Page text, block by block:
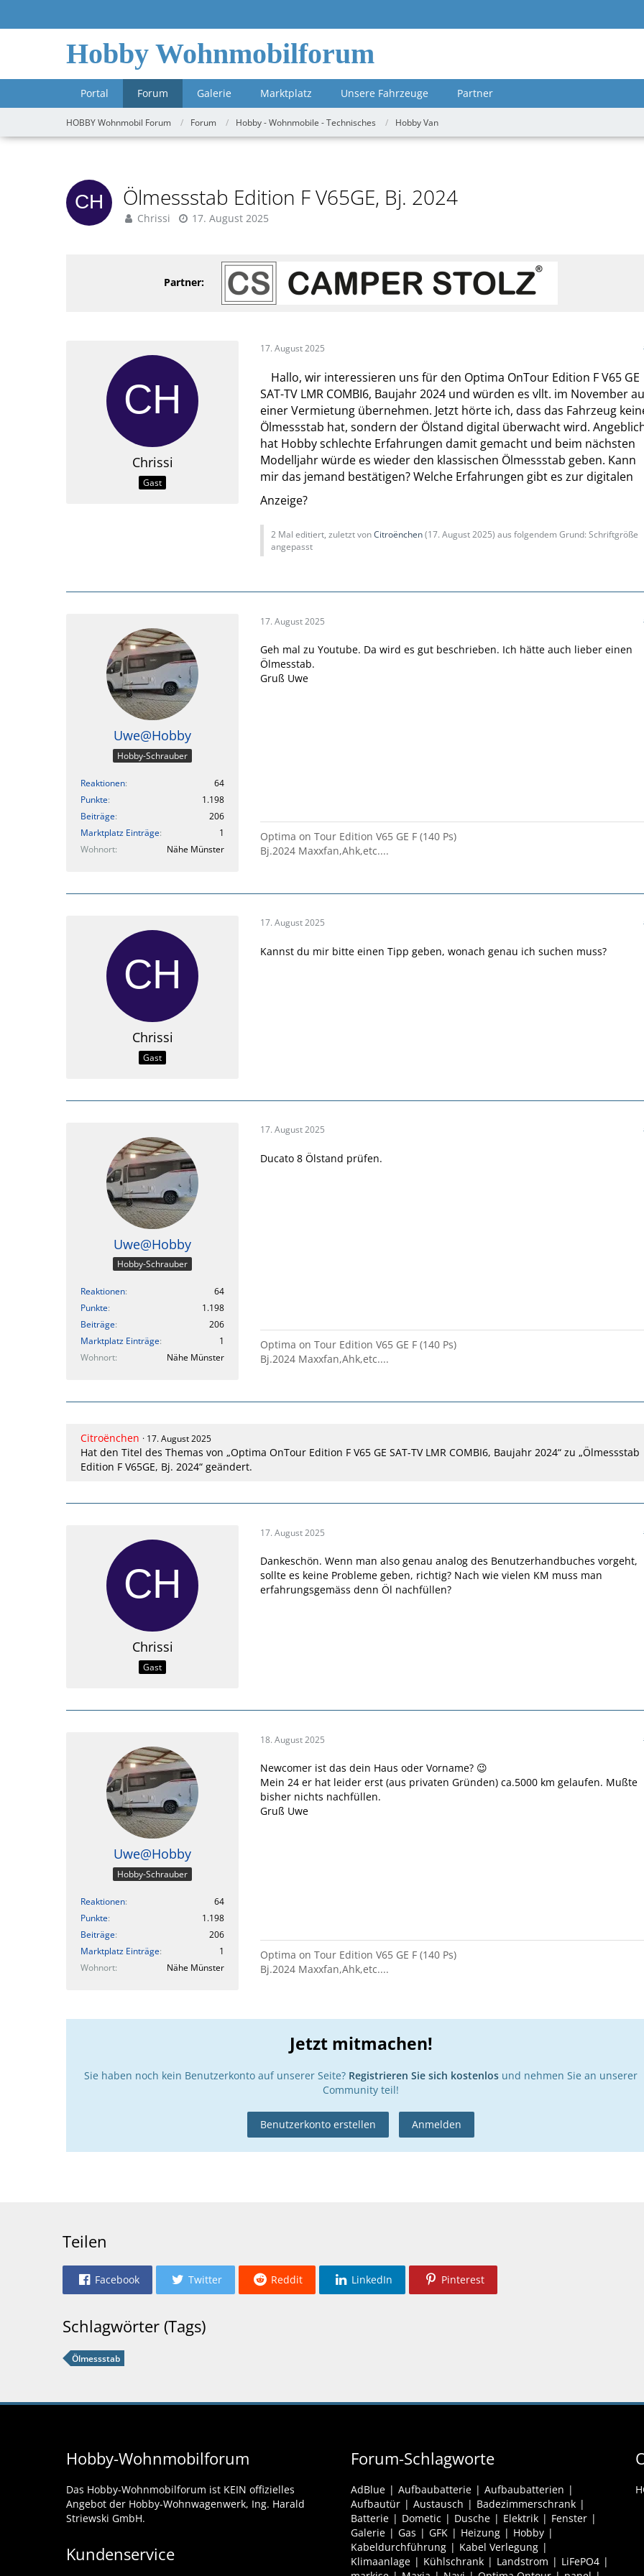
Hobby Wohnmobilforum
Portal Forum Galerie Marktplatz Unsere Fahrzeuge Partner
HOBBY Wohnmobil Forum Forum Hobby - Wohnmobile - Technisches Hobby Van
Ölmessstab Edition F V65GE, Bj. 2024
Chrissi 17. August 2025
Partner:
Chrissi
Gast
17. August 2025
Hallo, wir interessieren uns für den Optima OnTour Edition F V65 GE
SAT-TV LMR COMBI6, Baujahr 2024 und würden es vllt. im November
einer Vermietung übernehmen. Jetzt hörte ich, dass das Fahrzeug
Ölmessstab hat, sondern der Ölstand digital überwacht wird.
hat Hobby schlechte Erfahrungen damit gemacht und beim nächsten
Modelljahr würde es wieder den klassischen Ölmessstab geben. Kann
mir das jemand bestätigen? Welche Erfahrungen gibt es zur digitalen
Anzeige?
2 Mal editiert, zuletzt vonCitroënchen(17. August 2025) aus folgendem Grund: Schriftgröße
angepasst
Uwe@Hobby
Hobby-Schrauber
Reaktionen
64
Punkte
1.198
Beiträge
206
Marktplatz Einträge
1
Wohnort
Nähe Münster
17. August 2025
Geh mal zu Youtube. Da wird es gut beschrieben. Ich hätte auch lieber einen
Ölmesstab.
Gruß Uwe
Optima on Tour Edition V65 GE F (140 Ps)
Bj.2024 Maxxfan,Ahk,etc....
Chrissi
Gast
17. August 2025
Kannst du mir bitte einen Tipp geben, wonach genau ich suchen muss?
Uwe@Hobby
Hobby-Schrauber
Reaktionen
64
Punkte
1.198
Beiträge
206
Marktplatz Einträge
1
Wohnort
Nähe Münster
17. August 2025
Ducato 8 Ölstand prüfen.
Optima on Tour Edition V65 GE F (140 Ps)
Bj.2024 Maxxfan,Ahk,etc....
Citroënchen 17. August 2025
Hat den Titel des Themas von „Optima OnTour Edition F V65 GE SAT-TV LMR COMBI6, Baujahr 2024“ zu „Ölmessstab
Edition F V65GE, Bj. 2024“ geändert.
Chrissi
Gast
17. August 2025
Dankeschön. Wenn man also genau analog des Benutzerhandbuches vorgeht,
sollte es keine Probleme geben, richtig? Nach wie vielen KM muss man
erfahrungsgemäss denn Öl nachfüllen?
Uwe@Hobby
Hobby-Schrauber
Reaktionen
64
Punkte
1.198
Beiträge
206
Marktplatz Einträge
1
Wohnort
Nähe Münster
18. August 2025
Newcomer ist das dein Haus oder Vorname? 😉
Mein 24 er hat leider erst (aus privaten Gründen) ca.5000 km gelaufen. Mußte
bisher nichts nachfüllen.
Gruß Uwe
Optima on Tour Edition V65 GE F (140 Ps)
Bj.2024 Maxxfan,Ahk,etc....
Jetzt mitmachen!
Sie haben noch kein Benutzerkonto auf unserer Seite? Registrieren Sie sich kostenlos und nehmen Sie an unserer
Community teil!
Benutzerkonto erstellen Anmelden
Teilen
Facebook Twitter Reddit LinkedIn Pinterest
Schlagwörter (Tags)
Ölmessstab
Hobby-Wohnmobilforum
Das Hobby-Wohnmobilforum ist KEIN offizielles
Angebot der Hobby-Wohnwagenwerk, Ing. Harald
Striewski GmbH.
Kundenservice
Forum-Schlagworte
AdBlue Aufbaubatterie
Aufbaubatterien
Aufbautür
Austausch
Badezimmerschrank
Batterie
Dometic Dusche Elektrik
Fenster
Galerie
Gas GFK Heizung
Hobby
Kabeldurchführung
Kabel Verlegung
Klimaanlage
Kühlschrank Landstrom
LiFePO4